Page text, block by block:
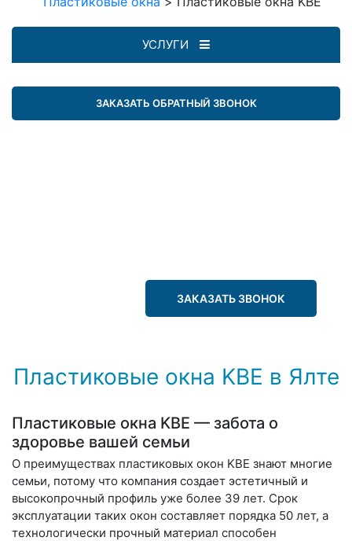
УСЛУГИ
ЗАКАЗАТЬ ОБРАТНЫЙ ЗВОНОК
ЗАКАЗАТЬ ЗВОНОК
Пластиковые окна KBE в Ялте
Пластиковые окна KBE — забота о
здоровье вашей семьи
О преимуществах пластиковых окон KBE знают многие
семьи, потому что компания создает эстетичный и
высокопрочный профиль уже более 39 лет. Срок
эксплуатации таких окон составляет порядка 50 лет, а
технологически прочный материал способен